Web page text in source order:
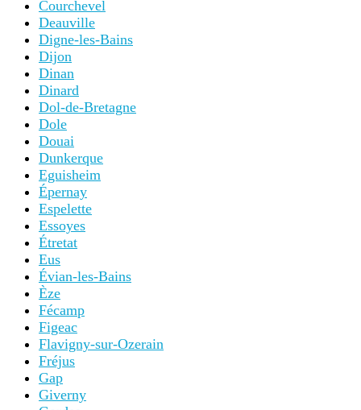
Courchevel
Deauville
Digne-les-Bains
Dijon
Dinan
Dinard
Dol-de-Bretagne
Dole
Douai
Dunkerque
Eguisheim
Épernay
Espelette
Essoyes
Étretat
Eus
Évian-les-Bains
Èze
Fécamp
Figeac
Flavigny-sur-Ozerain
Fréjus
Gap
Giverny